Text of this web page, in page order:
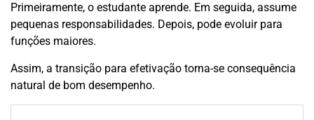
Primeiramente, o estudante aprende. Em seguida, assume
pequenas responsabilidades. Depois, pode evoluir para
funções maiores.
Assim, a transição para efetivação torna-se consequência
natural de bom desempenho.